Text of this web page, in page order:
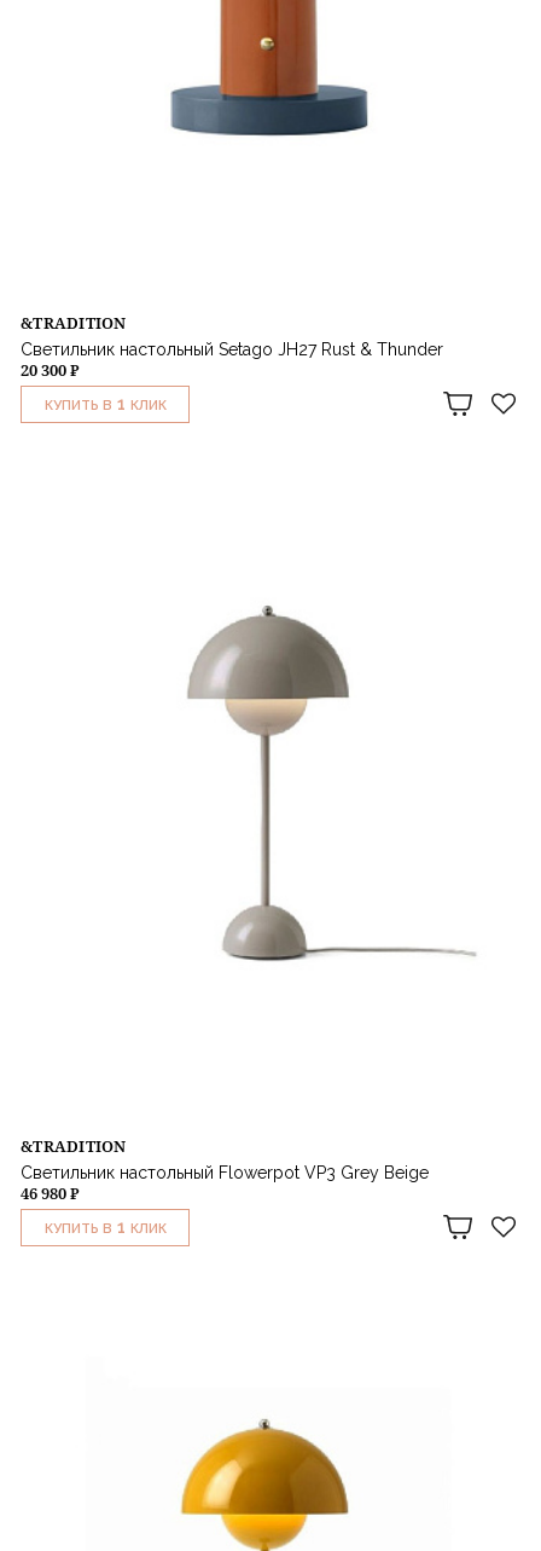
&TRADITION
Светильник настольный Setago JH27 Rust & Thunder
20 300 ₽
КУПИТЬ В 1 КЛИК
&TRADITION
Светильник настольный Flowerpot VP3 Grey Beige
46 980 ₽
КУПИТЬ В 1 КЛИК